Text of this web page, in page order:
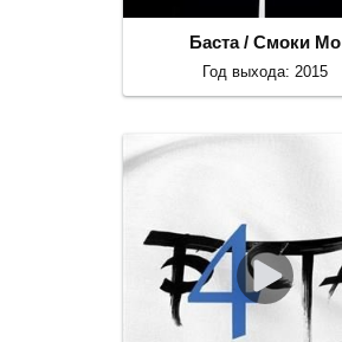
Баста / Смоки Мо
Год выхода: 2015